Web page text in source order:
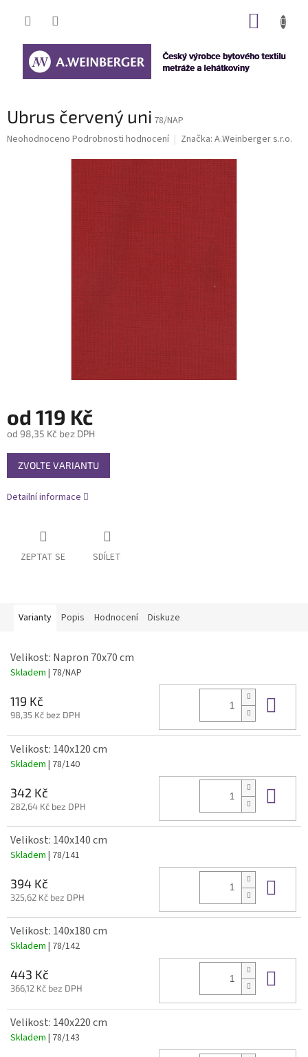
Ubrus červený uni 78/NAP
Průměrné
Neohodnoceno Podrobnosti hodnocení Značka: A.Weinberger s.r.o.
od 119 Kč
od 98,35 Kč bez DPH
Měrná
cena:
ZVOLTE VARIANTU
Detailní informace
ZEPTAT SE SDÍLET
Varianty Popis Hodnocení Diskuze
Velikost: Napron 70x70 cm
Skladem | 78/NAP
119 Kč
98,35 Kč bez DPH
Velikost: 140x120 cm
Skladem | 78/140
342 Kč
282,64 Kč bez DPH
Velikost: 140x140 cm
Skladem | 78/141
394 Kč
325,62 Kč bez DPH
Velikost: 140x180 cm
Skladem | 78/142
443 Kč
366,12 Kč bez DPH
Velikost: 140x220 cm
Skladem | 78/143